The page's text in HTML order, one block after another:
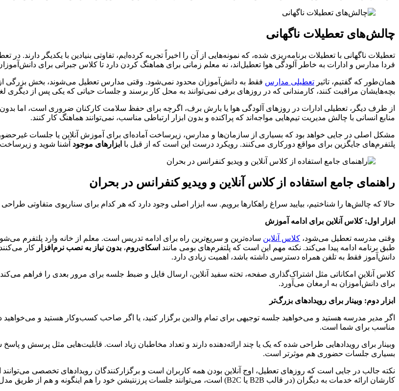
چالش‌های تعطیلات ناگهانی
تعطیلات ناگهانی با تعطیلات برنامه‌ریزی شده، که نمونه‌هایی از آن را اخیراً تجربه کرده‌ایم، تفاوتی بنیادین با یکدیگر
فردا مدارس و ادارات به خاطر آلودگی هوا تعطیل‌اند، نه معلم زمانی برای هماهنگ کردن دارد تا کلاس جبرانی برای
همان‌طور که گفتیم، تاثیر تعطیلی مدارس فقط به دانش‌آموزان محدود نمی‌شود. وقتی مدارس تعطیل می‌شوند، بخش بزرگی از
بچه‌هایشان مراقبت کنند، کارمندانی که در روزهای برفی نمی‌توانند به محل کار برسند و جلسات حیاتی که یکی پس از دیگری
از طرف دیگر، تعطیلی ادارات در روزهای آلودگی هوا یا بارش برف، اگرچه برای حفظ سلامت کارکنان ضروری است، اما
منابع انسانی با چالش مدیریت تیم‌هایی مواجه‌اند که پراکنده و بدون ابزار ارتباطی مناسب، نمی‌توانند هماهنگ کار کنند.
مشکل اصلی در جایی خواهد بود که بسیاری از سازمان‌ها و مدارس، زیرساخت آماده‌ای برای آموزش آنلاین یا جلسات
پلتفرم‌های جایگزین برای مواقع دورکاری می‌کنند. رویکرد درست این است که از قبل با ابزارهای موجود آشنا شوید و زیرساخت
راهنمای جامع استفاده از کلاس آنلاین و ویدیو کنفرانس در بحران
حالا که چالش‌ها را شناختیم، بیایید سراغ راهکارها برویم. سه ابزار اصلی وجود دارد که هر کدام برای سناریوی متفاوتی
ابزار اول: کلاس آنلاین برای ادامه آموزش
وقتی مدرسه تعطیل می‌شود، کلاس آنلاین ساده‌ترین و سریع‌ترین راه برای ادامه تدریس است. معلم از خانه وارد پلتفرم
طبق برنامه ادامه پیدا می‌کند. نکته مهم این است که پلتفرم‌های بومی مانند اسکای‌روم، بدون نیاز به نصب نرم‌افزار کار
دانش‌آموز فقط به تلفن همراه دسترسی داشته باشد، اهمیت زیادی دارد.
کلاس آنلاین امکاناتی مثل اشتراک‌گذاری صفحه، تخته سفید آنلاین، ارسال فایل و ضبط جلسه برای مرور بعدی را فراهم
برای دانش‌آموزان به ارمغان می‌آورد.
ابزار دوم: وبینار برای رویدادهای بزرگ‌تر
اگر مدیر مدرسه هستید و می‌خواهید جلسه توجیهی برای تمام والدین برگزار کنید، یا اگر صاحب کسب‌وکار هستید و می‌خواهید
مناسب برای شما است.
وبینار برای رویدادهایی طراحی شده که یک یا چند ارائه‌دهنده دارند و تعداد مخاطبان زیاد است. قابلیت‌هایی مثل پرسش و
بسیاری جلسات حضوری هم موثرتر است.
نکته جالب در جایی است که روزهای تعطیل، اوج آنلاین بودن همه کاربران است و برگزارکنندگان رویدادهای تخصصی
کارشان ارائه خدمات به دیگران (در قالب B2B یا B2C) است، می‌توانند جلسات پرزنتیشن خود را هم اینگونه و هم از طریق مدل دیگری که در ادامه گفته می‌شود، برگزار کنند.